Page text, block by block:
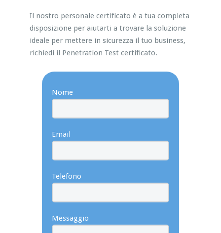
Il nostro personale certificato è a tua completa
disposizione per aiutarti a trovare la soluzione
ideale per mettere in sicurezza il tuo business,
richiedi il Penetration Test certificato.
Nome
Email
Telefono
Messaggio